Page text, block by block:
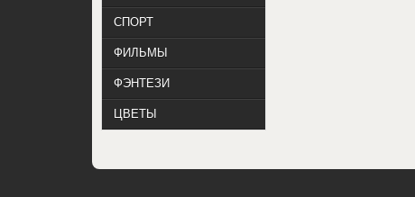
СПОРТ
ФИЛЬМЫ
ФЭНТЕЗИ
ЦВЕТЫ